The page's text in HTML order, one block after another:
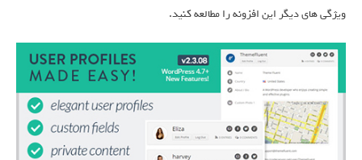
ویژگی های دیگر این افزونه را مطالعه کنید.